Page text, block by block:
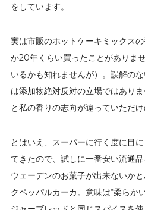
をしています。
実は市販のホットケーキミックス
か20年くらい買ったことがありま
いるかも知れませんが）。誤解の
は添加物絶対反対の立場ではあり
と私の香りの志向が違っていただけ
とはいえ、スーパーに行く度に目
てきたので、試しに一番安い流通
ウェーデンのお菓子が出来ないか
クペッパルカーカ。意味は“柔らか